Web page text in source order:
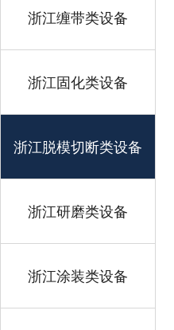
浙江缠带类设备
浙江固化类设备
浙江脱模切断类设备
浙江研磨类设备
浙江涂装类设备